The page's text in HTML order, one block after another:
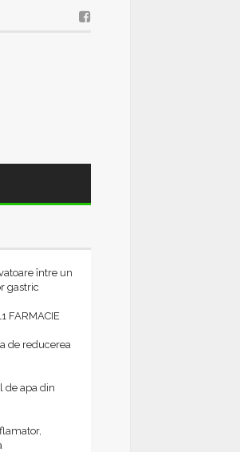
între un
gastric
FARMACIE
de reducerea
de apa din